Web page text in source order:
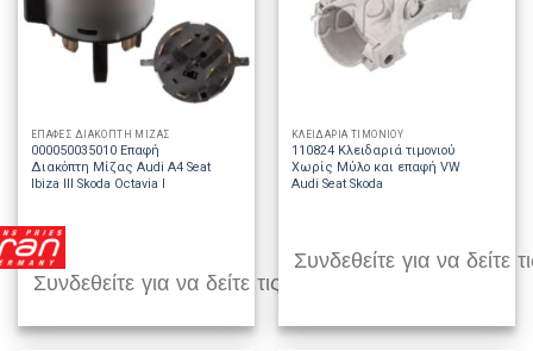
ΕΠΑΦΕΣ ΔΙΑΚΟΠΤΗ ΜΙΖΑΣ
000050035010 Επαφή
Διακόπτη Μίζας Audi A4 Seat
Ibiza III Skoda Octavia I
Συνδεθείτε για να δείτε τις τιμές
ΚΛΕΙΔΑΡΙΑ ΤΙΜΟΝΙΟΥ
110824 Κλειδαριά τιμονιού
Χωρίς Μύλο και επαφή VW
Audi Seat Skoda
Συνδεθείτε για να δείτε